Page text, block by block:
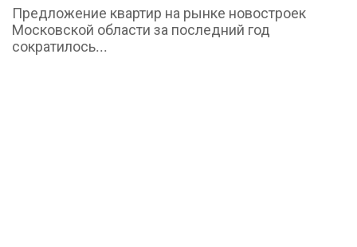
Предложение квартир на рынке новостроек
Московской области за последний год
сократилось...